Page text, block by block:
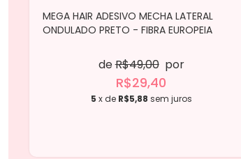
MEGA HAIR ADESIVO MECHA LATERAL
ONDULADO PRETO - FIBRA EUROPEIA
deR$49,00 por
R$29,40
5 x de R$5,88 sem juros